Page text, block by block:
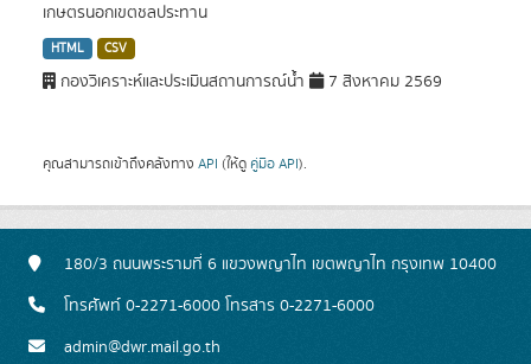
เกษตรนอกเขตชลประทาน
HTML CSV
กองวิเคราะห์และประเมินสถานการณ์น้ำ 7 สิงหาคม 2569
คุณสามารถเข้าถึงคลังทาง API (ให้ดู คู่มือ API).
180/3 ถนนพระรามที่ 6 แขวงพญาไท เขตพญาไท กรุงเทพ 10400
โทรศัพท์ 0-2271-6000 โทรสาร 0-2271-6000
admin@dwr.mail.go.th